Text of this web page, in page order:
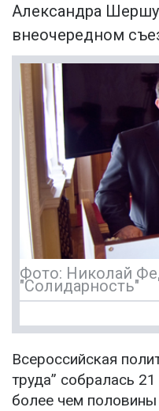
Александра
внеочередном
Фото: Николай
"Солидарность"
Всероссийская
труда” собралась
более чем